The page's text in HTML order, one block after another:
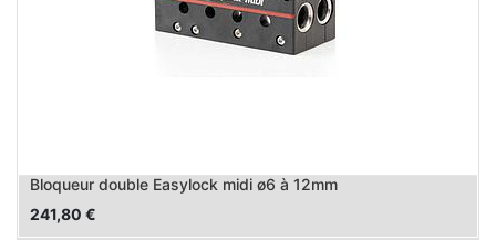
Bloqueur double Easylock midi ø6 à 12mm
241,80 €